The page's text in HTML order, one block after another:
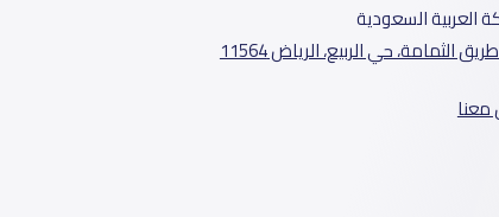
العربية السعودية
معنا